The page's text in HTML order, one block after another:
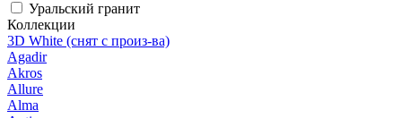
Уральский гранит
Коллекции
3D White (снят с произ-ва)
Agadir
Akros
Allure
Alma